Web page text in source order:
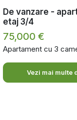
De vanzare -
etaj 3/4
75,000 €
Apartament cu 3
Vezi mai multe